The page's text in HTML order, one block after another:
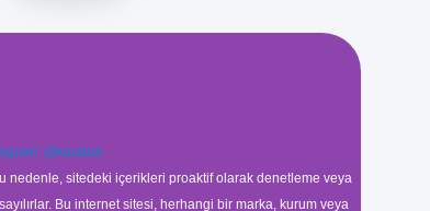
@karabul
nedenle, sitedeki içerikleri proaktif olarak denetleme veya
Bu internet sitesi, herhangi bir marka, kurum veya